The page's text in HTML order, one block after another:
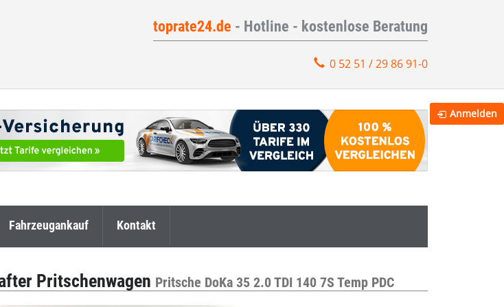
toprate24.de - Hotline - kostenlose Beratung
0 52 51 / 29 86 91-0
Fahrzeugankauf Kontakt
Pritschenwagen Pritsche DoKa 35 2.0 TDI 140 7S Temp PDC
Anmelden